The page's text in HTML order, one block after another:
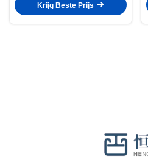
Krijg Beste Prijs